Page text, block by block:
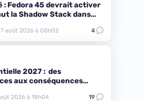
: Fedora 45 devrait activer
la Shadow Stack dans
août 2026 à 08h02 4
2027 : des
aux conséquences
2026 à 18h04 19